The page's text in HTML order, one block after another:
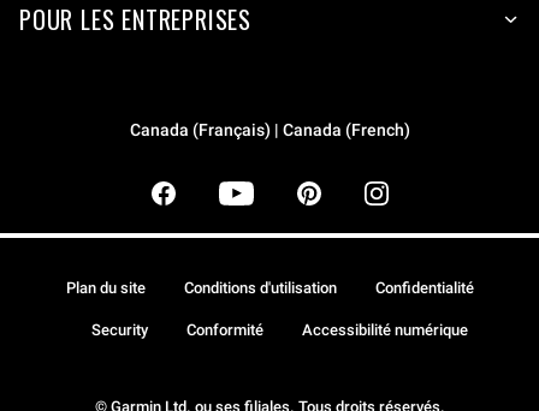
POUR LES ENTREPRISES
Canada (Français) | Canada (French)
© Garmin Ltd. ou ses filiales. Tous droits réservés.
Plan du site Conditions d'utilisation Confidentialité
Security Conformité Accessibilité numérique